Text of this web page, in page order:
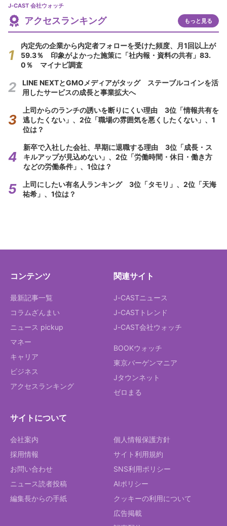
J-CAST 会社ウォッチ
アクセスランキング もっと見る
内定先の企業から内定者フォローを受けた頻度、月1回以上が
59.3％ 印象がよかった施策に「社内報・資料の共有」83.
0％ マイナビ調査
LINE NEXTとGMOメディアがタッグ ステーブルコインを活
用したサービスの成長と事業拡大へ
上司からのランチの誘いを断りにくい理由 3位「情報共有を
逃したくない」、2位「職場の雰囲気を悪くしたくない」、1
位は？
新卒で入社した会社、早期に退職する理由 3位「成長・ス
キルアップが見込めない」、2位「労働時間・休日・働き方
などの労働条件」、1位は？
上司にしたい有名人ランキング 3位「タモリ」、2位「天海
祐希」、1位は？
コンテンツ
最新記事一覧
コラムざんまい
ニュース pickup
マネー
キャリア
ビジネス
アクセスランキング
関連サイト
J-CASTニュース
J-CASTトレンド
J-CAST会社ウォッチ
BOOKウォッチ
東京バーゲンマニア
Jタウンネット
ゼロまる
サイトについて
会社案内
採用情報
お問い合わせ
ニュース読者投稿
編集長からの手紙
個人情報保護方針
サイト利用規約
SNS利用ポリシー
AIポリシー
クッキーの利用について
広告掲載